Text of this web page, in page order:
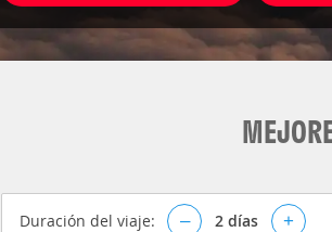
Duración del viaje: – 2 días +